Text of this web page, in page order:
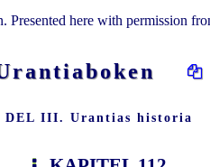
Presented here with permission
DEL III. Urantias historia